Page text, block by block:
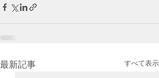
最新記事 すべて表示